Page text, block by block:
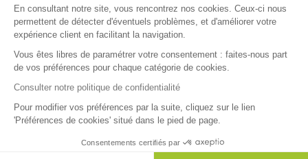
En consultant notre site, vous rencontrez nos cookies. Ceux-ci nous
permettent de détecter d'éventuels problèmes, et d'améliorer votre
expérience client en facilitant la navigation.
Vous êtes libres de paramétrer votre consentement : faites-nous part
de vos préférences pour chaque catégorie de cookies.
Consulter notre politique de confidentialité
Pour modifier vos préférences par la suite, cliquez sur le lien
'Préférences de cookies' situé dans le pied de page.
Consentements certifiés par
Aide
Qui sommes-nous ?
Nous contacter
Politique de protection de la vie privée
Moyens de paiements
Livraison
Foire aux questions
Les couleurs de tapis
Comment bien choisir son tapis ?
Comment entretenir votre tapis ?
Partenaires